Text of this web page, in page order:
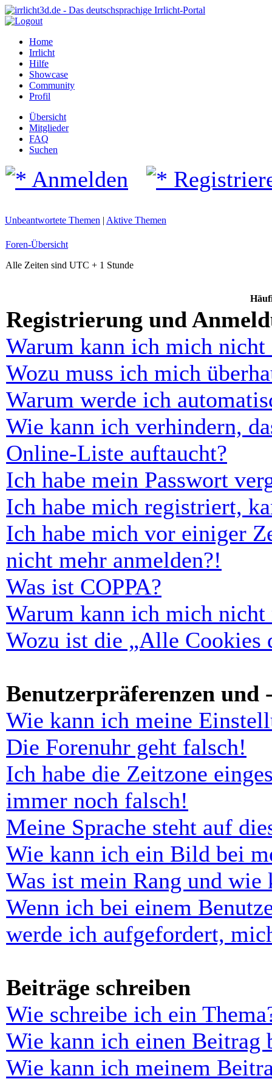
Home
Irrlicht
Hilfe
Showcase
Community
Profil
Übersicht
Mitglieder
FAQ
Suchen
Anmelden
Unbeantwortete Themen | Aktive Themen
Foren-Übersicht
Alle Zeiten sind UTC + 1 Stunde
Registrierung und
Warum kann ich mich nicht
Wozu muss ich mich
Warum werde ich
Wie kann ich verhindern,
Online-Liste auftaucht?
Ich habe mein Passwort
Ich habe mich registriert,
Ich habe mich vor einiger
nicht mehr anmelden?!
Was ist COPPA?
Warum kann ich mich nicht
Wozu ist die „Alle Cookies
Benutzerpräferenzen und
Wie kann ich meine
Die Forenuhr geht falsch!
Ich habe die Zeitzone
immer noch falsch!
Meine Sprache steht auf
Wie kann ich ein Bild bei
Was ist mein Rang und wie
Wenn ich bei einem
werde ich aufgefordert,
Beiträge schreiben
Wie schreibe ich ein
Wie kann ich einen Beitrag
Wie kann ich meinem